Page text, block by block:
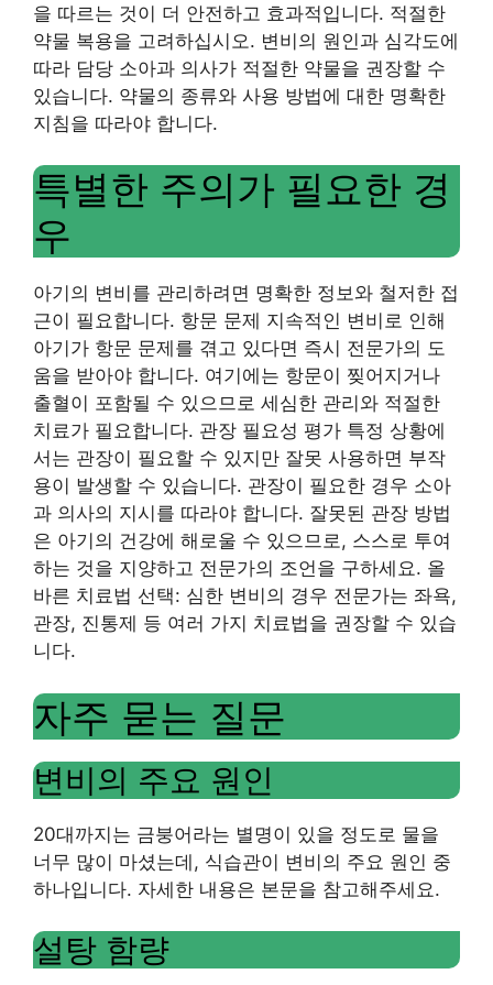
을 따르는 것이 더 안전하고 효과적입니다. 적절한
약물 복용을 고려하십시오. 변비의 원인과 심각도에
따라 담당 소아과 의사가 적절한 약물을 권장할 수
있습니다. 약물의 종류와 사용 방법에 대한 명확한
지침을 따라야 합니다.
특별한 주의가 필요한 경
우
아기의 변비를 관리하려면 명확한 정보와 철저한 접
근이 필요합니다. 항문 문제 지속적인 변비로 인해
아기가 항문 문제를 겪고 있다면 즉시 전문가의 도
움을 받아야 합니다. 여기에는 항문이 찢어지거나
출혈이 포함될 수 있으므로 세심한 관리와 적절한
치료가 필요합니다. 관장 필요성 평가 특정 상황에
서는 관장이 필요할 수 있지만 잘못 사용하면 부작
용이 발생할 수 있습니다. 관장이 필요한 경우 소아
과 의사의 지시를 따라야 합니다. 잘못된 관장 방법
은 아기의 건강에 해로울 수 있으므로, 스스로 투여
하는 것을 지양하고 전문가의 조언을 구하세요. 올
바른 치료법 선택: 심한 변비의 경우 전문가는 좌욕,
관장, 진통제 등 여러 가지 치료법을 권장할 수 있습
니다.
자주 묻는 질문
변비의 주요 원인
20대까지는 금붕어라는 별명이 있을 정도로 물을
너무 많이 마셨는데, 식습관이 변비의 주요 원인 중
하나입니다. 자세한 내용은 본문을 참고해주세요.
설탕 함량